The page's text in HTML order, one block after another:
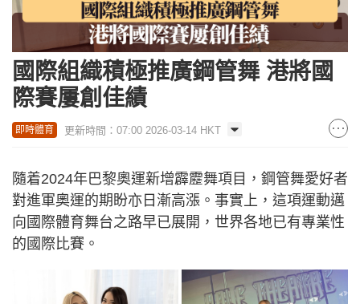
國際組織積極推廣鋼管舞 港將國
際賽屢創佳績
即時體育 更新時間：07:00 2026-03-14 HKT
隨着2024年巴黎奧運新增霹靂舞項目，鋼管舞愛好者
對進軍奧運的期盼亦日漸高漲。事實上，這項運動邁
向國際體育舞台之路早已展開，世界各地已有專業性
的國際比賽。